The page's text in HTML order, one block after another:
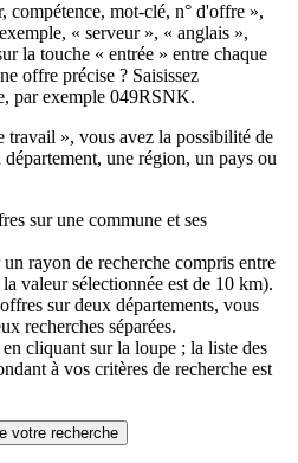
compétence, mot-clé, n° d'offre »,
« serveur », « anglais »,
la touche « entrée » entre chaque
offre précise ? Saisissez
par exemple 049RSNK.
travail », vous avez la possibilité de
une région, un pays ou
sur une commune et ses
rayon de recherche compris entre
valeur sélectionnée est de 10 km).
sur deux départements, vous
recherches séparées.
cliquant sur la loupe ; la liste des
à vos critères de recherche est
votre recherche